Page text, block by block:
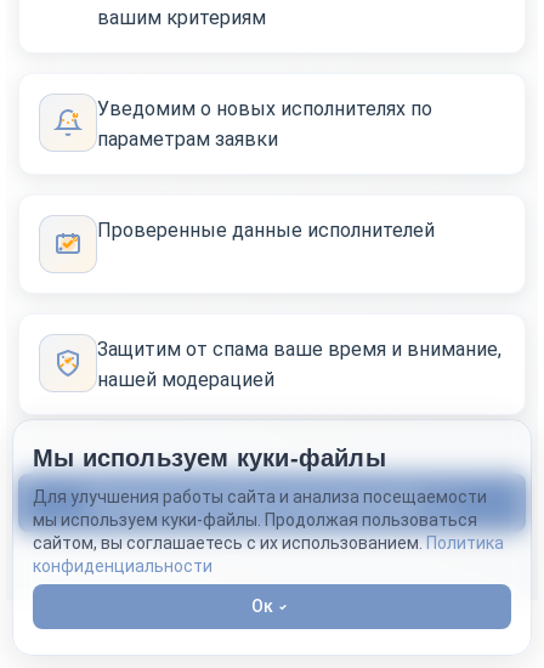
вашим критериям
!
Уведомим о новых исполнителях по
параметрам заявки
Проверенные данные исполнителей
Защитим от спама ваше время и внимание,
нашей модерацией
Посмотреть базу исполнителей
Мы используем куки-файлы
Для улучшения работы сайта и анализа посещаемости
мы используем куки-файлы. Продолжая пользоваться
сайтом, вы соглашаетесь с их использованием.Политика
конфиденциальности
Ок